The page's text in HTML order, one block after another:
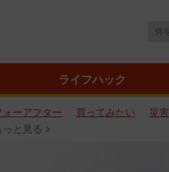
ライフハック
ォーアフター 買ってみたい 災害
っと見る